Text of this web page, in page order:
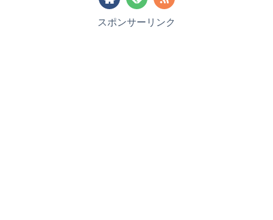
スポンサーリンク